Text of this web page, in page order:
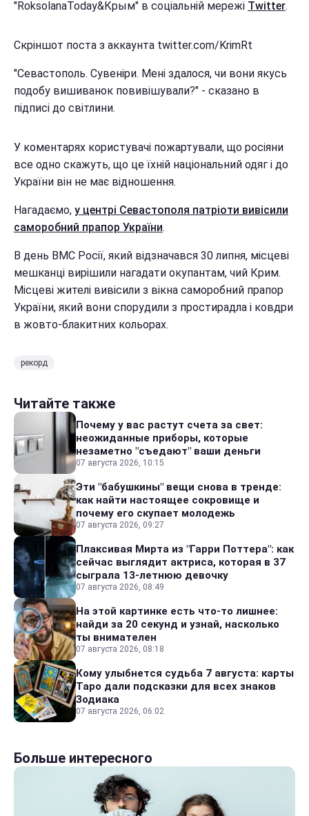
"RoksolanaToday&Крым" в соціальній мережі Twitter.
Скріншот поста з аккаунта twitter.com/KrimRt
"Севастополь. Сувеніри. Мені здалося, чи вони якусь
подобу вишиванок повивішували?" - сказано в
підписі до світлини.
У коментарях користувачі пожартували, що росіяни
все одно скажуть, що це їхній національний одяг і до
України він не має відношення.
Нагадаємо, у центрі Севастополя патріоти вивісили
саморобний прапор України.
В день ВМС Росії, який відзначався 30 липня, місцеві
мешканці вирішили нагадати окупантам, чий Крим.
Місцеві жителі вивісили з вікна саморобний прапор
України, який вони спорудили з простирадла і ковдри
в жовто-блакитних кольорах.
рекорд
Читайте также
Почему у вас растут счета за свет:
неожиданные приборы, которые
незаметно "съедают" ваши деньги
07 августа 2026, 10:15
Эти "бабушкины" вещи снова в тренде:
как найти настоящее сокровище и
почему его скупает молодежь
07 августа 2026, 09:27
Плаксивая Мирта из "Гарри Поттера": как
сейчас выглядит актриса, которая в 37
сыграла 13-летнюю девочку
07 августа 2026, 08:49
На этой картинке есть что-то лишнее:
найди за 20 секунд и узнай, насколько
ты внимателен
07 августа 2026, 08:18
Кому улыбнется судьба 7 августа: карты
Таро дали подсказки для всех знаков
Зодиака
07 августа 2026, 06:02
Больше интересного